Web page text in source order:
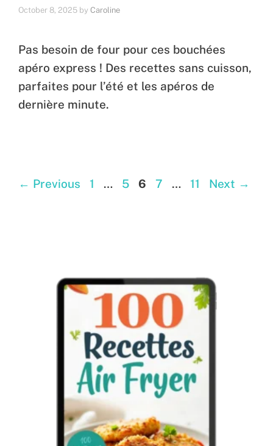
October 8, 2025 by Caroline
Pas besoin de four pour ces bouchées
apéro express ! Des recettes sans cuisson,
parfaites pour l’été et les apéros de
dernière minute.
← Previous Page
1 … Page
5 Page
6 Page
7 … Page
11 Next →